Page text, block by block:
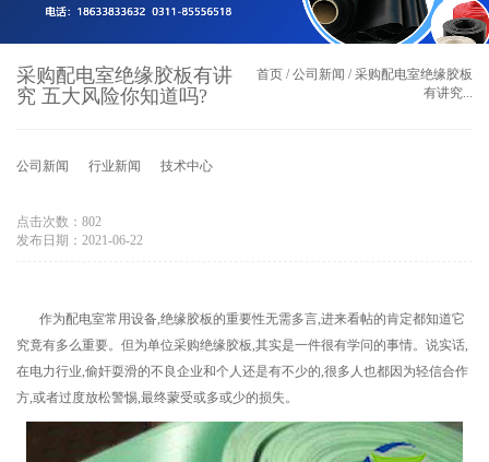
采购配电室绝缘胶板有讲
究 五大风险你知道吗?
首页 /公司新闻 /采购配电室绝缘胶板
有讲究...
公司新闻 行业新闻 技术中心
点击次数：802
发布日期：2021-06-22
作为配电室常用设备,绝缘胶板的重要性无需多言,进来看帖的肯定都知道它
究竟有多么重要。但为单位采购绝缘胶板,其实是一件很有学问的事情。说实话,
在电力行业,偷奸耍滑的不良企业和个人还是有不少的,很多人也都因为轻信合作
方,或者过度放松警惕,最终蒙受或多或少的损失。